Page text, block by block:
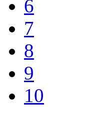
6
7
8
9
10